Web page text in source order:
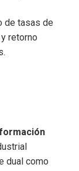
de tasas de
retorno
dual como